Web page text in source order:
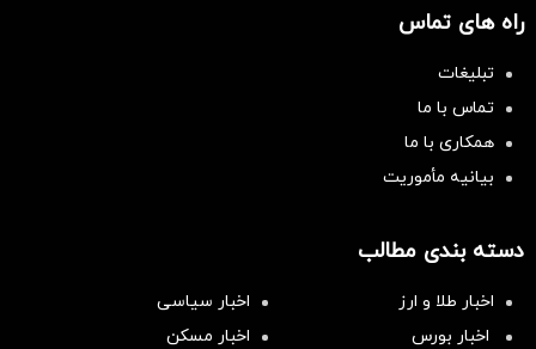
راه های تماس
تبلیغات
تماس با ما
همکاری با ما
بیانیه مأموریت
دسته بندی مطالب
اخبار طلا و ارز
اخبار سیاسی
اخبار بورس
اخبار مسکن